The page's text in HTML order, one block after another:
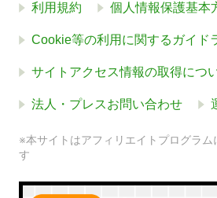
利用規約 個人情報保護基本
Cookie等の利用に関するガイド
サイトアクセス情報の取得につ
法人・プレスお問い合わせ
※本サイトはアフィリエイトプログラム
す